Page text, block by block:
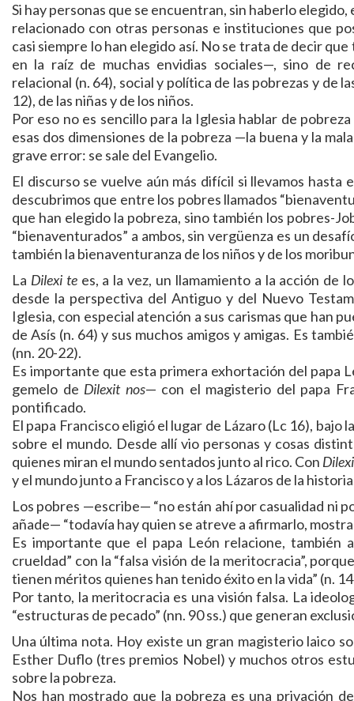
Si hay personas que se encuentran, sin haberlo
relacionado con otras personas e instituciones que
casi siempre lo han elegido así. No se trata de decir
en la raíz de muchas envidias sociales—, sino de
relacional (n. 64), social y política de las pobrezas y de
12), de las niñas y de los niños.
Por eso no es sencillo para la Iglesia hablar de
esas dos dimensiones de la pobreza —la buena y la
grave error: se sale del Evangelio.
El discurso se vuelve aún más difícil si llevamos
descubrimos que entre los pobres llamados
que han elegido la pobreza, sino también los pobres-
“bienaventurados” a ambos, sin vergüenza es un
también la bienaventuranza de los niños y de los
La Dilexi tees, a la vez, un llamamiento a la acción de
desde la perspectiva del Antiguo y del Nuevo
Iglesia, con especial atención a sus carismas que han
de Asís (n. 64) y sus muchos amigos y amigas. Es
(nn. 20-22).
Es importante que esta primera exhortación del
gemelo de Dilexit nos— con el magisterio del papa
pontificado.
El papa Francisco eligió el lugar de Lázaro (Lc 16),
sobre el mundo. Desde allí vio personas y cosas
quienes miran el mundo sentados junto al rico. Con
y el mundo junto a Francisco y a los Lázaros de la
Los pobres —escribe— “no están ahí por casualidad ni
añade— “todavía hay quien se atreve a afirmarlo,
Es importante que el papa León relacione, también
crueldad” con la “falsa visión de la meritocracia”,
tienen méritos quienes han tenido éxito en la vida” (n.
Por tanto, la meritocracia es una visión falsa. La
“estructuras de pecado” (nn. 90 ss.) que generan
Una última nota. Hoy existe un gran magisterio laico
Esther Duflo (tres premios Nobel) y muchos otros
sobre la pobreza.
Nos han mostrado que la pobreza es una privación